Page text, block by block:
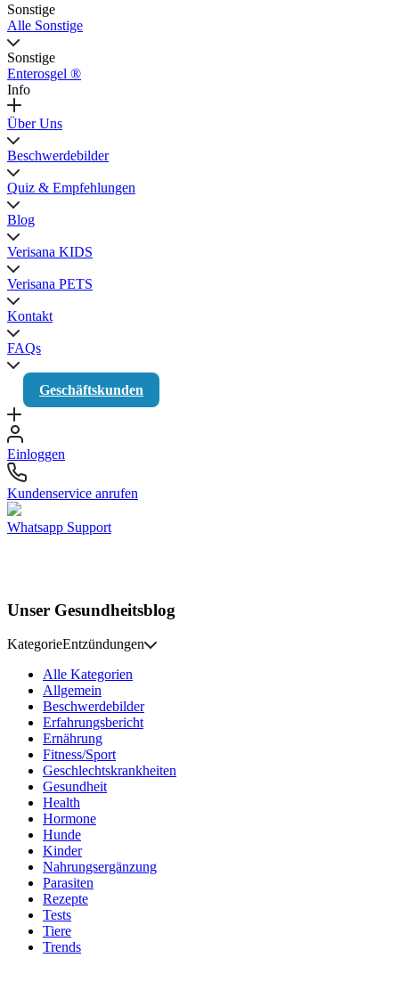
Sonstige
Alle Sonstige
Sonstige
Enterosgel ®
Info
Über Uns
Beschwerdebilder
Quiz & Empfehlungen
Blog
Verisana KIDS
Verisana PETS
Kontakt
FAQs
Geschäftskunden
Einloggen
Kundenservice anrufen
Whatsapp Support
Unser Gesundheitsblog
KategorieEntzündungen
Alle Kategorien
Allgemein
Beschwerdebilder
Erfahrungsbericht
Ernährung
Fitness/Sport
Geschlechtskrankheiten
Gesundheit
Health
Hormone
Hunde
Kinder
Nahrungsergänzung
Parasiten
Rezepte
Tests
Tiere
Trends